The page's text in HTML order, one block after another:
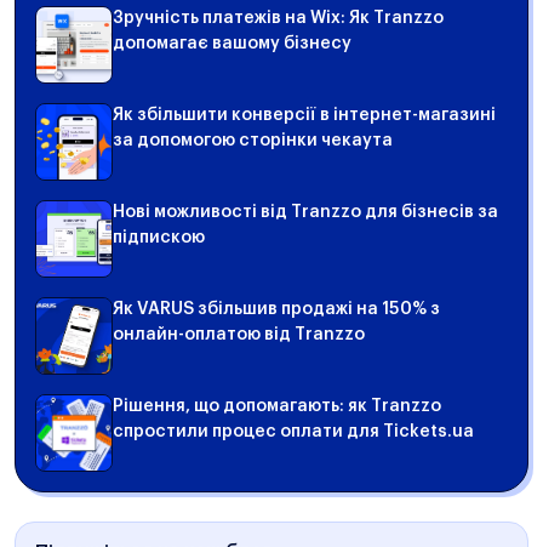
Зручність платежів на Wix: Як Tranzzo
допомагає вашому бізнесу
Як збільшити конверсії в інтернет-магазині
за допомогою сторінки чекаута
Нові можливості від Tranzzo для бізнесів за
підпискою
Як VARUS збільшив продажі на 150% з
онлайн-оплатою від Tranzzo
Рішення, що допомагають: як Tranzzo
спростили процес оплати для Tickets.ua